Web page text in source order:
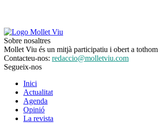
Sobre nosaltres
Mollet Viu és un mitjà participatiu i obert a tothom
Contacteu-nos: redaccio@molletviu.com
Segueix-nos
Inici
Actualitat
Agenda
Opinió
La revista